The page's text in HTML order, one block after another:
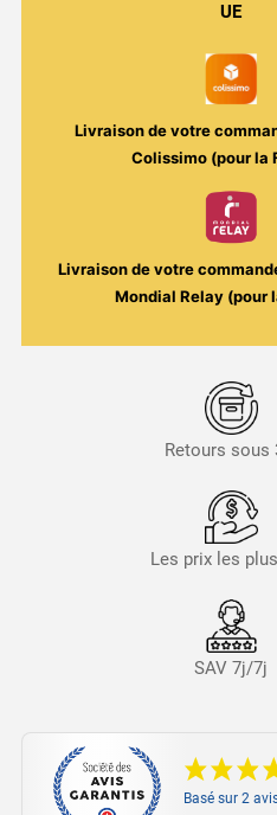
UE
Livraison de votre
Colissimo (pour la
Livraison de votre
Mondial Relay (pour
Retours sous
Les prix les
SAV 7j/7j
Basé sur 2